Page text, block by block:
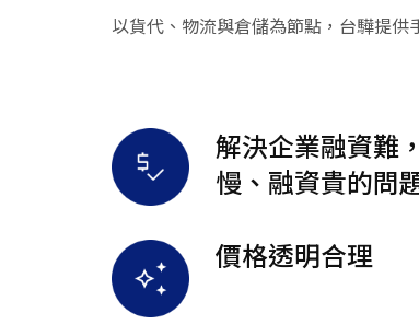
以貨代、物流與倉儲為節點，台驊提
解決企業融資難
慢、融資貴的問
價格透明合理